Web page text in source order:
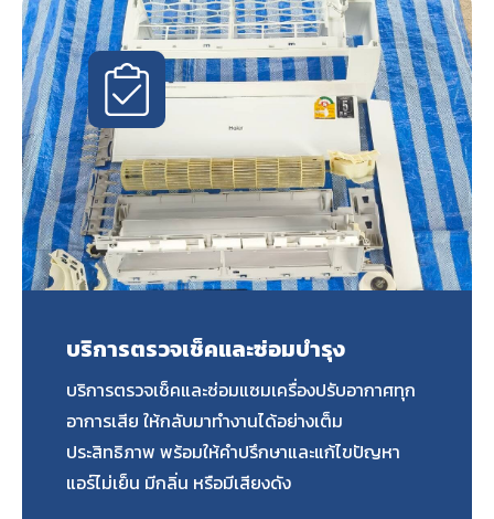
บริการตรวจเช็คและซ่อมบำรุง
บริการตรวจเช็คและซ่อมแซมเครื่องปรับอากาศทุก
อาการเสีย ให้กลับมาทำงานได้อย่างเต็ม
ประสิทธิภาพ พร้อมให้คำปรึกษาและแก้ไขปัญหา
แอร์ไม่เย็น มีกลิ่น หรือมีเสียงดัง